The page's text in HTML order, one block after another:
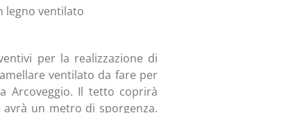
legno ventilato
per la realizzazione di
ventilato da fare per
Arcoveggio. Il tetto coprirà
un metro di sporgenza.